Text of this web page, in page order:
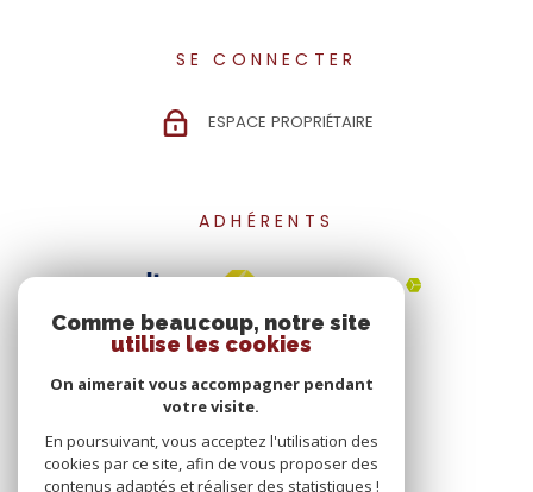
SE CONNECTER
ESPACE PROPRIÉTAIRE
ADHÉRENTS
Comme beaucoup, notre site
utilise les cookies
On aimerait vous accompagner pendant
votre visite.
En poursuivant, vous acceptez l'utilisation des
cookies par ce site, afin de vous proposer des
contenus adaptés et réaliser des statistiques !